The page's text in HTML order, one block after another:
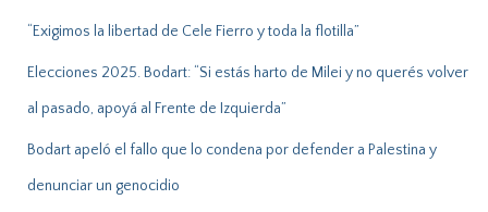
“Exigimos la libertad de Cele Fierro y toda la flotilla”
Elecciones 2025. Bodart: “Si estás harto de Milei y no querés volver
al pasado, apoyá al Frente de Izquierda”
Bodart apeló el fallo que lo condena por defender a Palestina y
denunciar un genocidio